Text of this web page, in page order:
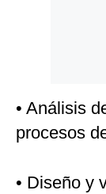
• Análisis
procesos
• Diseño y